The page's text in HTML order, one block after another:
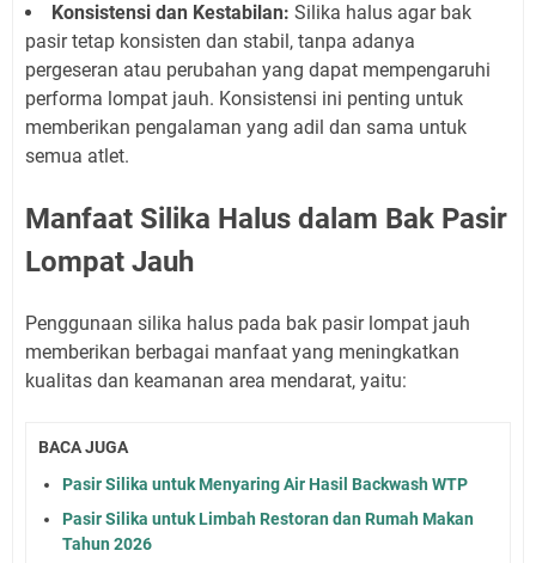
Konsistensi dan Kestabilan: Silika halus agar bak
pasir tetap konsisten dan stabil, tanpa adanya
pergeseran atau perubahan yang dapat mempengaruhi
performa lompat jauh. Konsistensi ini penting untuk
memberikan pengalaman yang adil dan sama untuk
semua atlet.
Manfaat Silika Halus dalam Bak Pasir
Lompat Jauh
Penggunaan silika halus pada bak pasir lompat jauh
memberikan berbagai manfaat yang meningkatkan
kualitas dan keamanan area mendarat, yaitu:
BACA JUGA
Pasir Silika untuk Menyaring Air Hasil Backwash WTP
Pasir Silika untuk Limbah Restoran dan Rumah Makan
Tahun 2026